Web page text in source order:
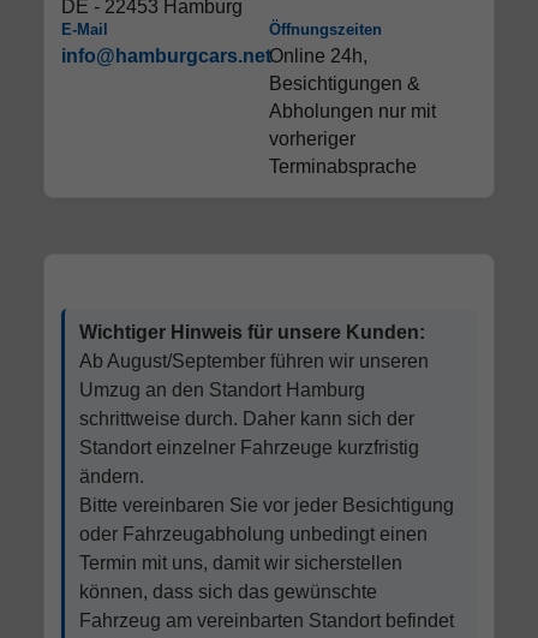
DE - 22453 Hamburg
E-Mail
info@hamburgcars.net
Öffnungszeiten
Online 24h,
Besichtigungen &
Abholungen nur mit
vorheriger
Terminabsprache
Wichtiger Hinweis für unsere Kunden:
Ab August/September führen wir unseren
Umzug an den Standort Hamburg
schrittweise durch. Daher kann sich der
Standort einzelner Fahrzeuge kurzfristig
ändern.
Bitte vereinbaren Sie vor jeder Besichtigung
oder Fahrzeugabholung unbedingt einen
Termin mit uns, damit wir sicherstellen
können, dass sich das gewünschte
Fahrzeug am vereinbarten Standort befindet